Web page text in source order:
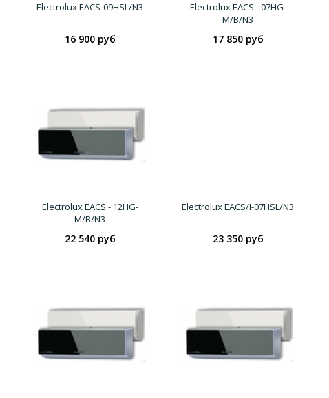
Electrolux EACS-09HSL/N3
16 900 руб
Electrolux EACS - 07HG-
M/B/N3
17 850 руб
Electrolux EACS - 12HG-
M/B/N3
22 540 руб
Electrolux EACS/I-07HSL/N3
23 350 руб